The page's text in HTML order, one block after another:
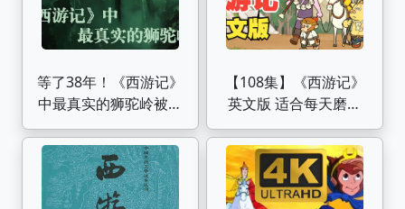
等了38年！《西游记》
中最真实的狮驼岭被我
用AI还原！
【108集】《西游记》
英文版 适合每天磨耳
朵！绝佳的口语听力练
习素材！